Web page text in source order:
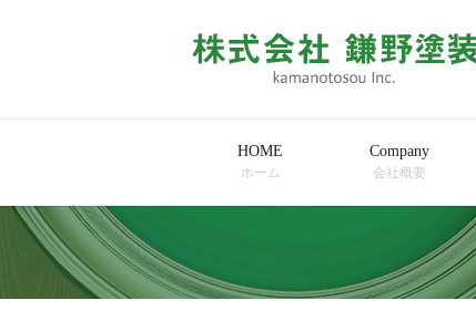
HOME
ホーム
Company
会社概要